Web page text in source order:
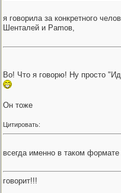
я говорила за конкретного
Шенталей и Pamов,
Во! Что я говорю! Ну просто
Он тоже
Цитировать:
всегда именно в таком формате
говорит!!!